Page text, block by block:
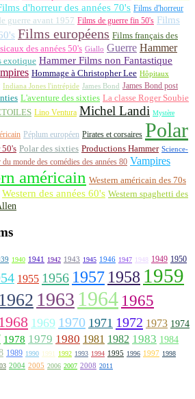
d'horreur des années 70's Films d'horreur
guerre avant 1957 Films de guerre fin 50's Films
Films européens Films français des
des années 50's Giallo Guerre Hammer
exotique Hammer Films non Fantastique
Hommage à Christopher Lee Hôpitaux
Indiana Jones l'intrépide James Bond James Bond post
L'aventure des sixties La classe Roger Soubie
Lino Ventura Michel Landi Mystère
Péplum européen Pirates et corsaires Polar
50's Polar des sixties Productions Hammer Science-
du monde des comédies des années 80 Vampires
américain Western américain des 70s
Western des années 60's Western spaghetti des
1940 1941 1942 1943 1945 1946 1947 1948 1949 1950
1955 1956 1957 1958 1959
1962 1963 1964 1965
1968 1969 1970 1971 1972 1973 1974
1978 1979 1980 1981 1982 1983 1984
1989 1990 1991 1992 1993 1994 1995 1996 1997 1998
2004 2005 2006 2007 2008 2011